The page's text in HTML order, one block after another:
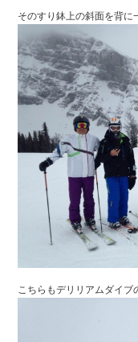
そのすり鉢上の斜面を背に
こちらもデリリアムダイブ